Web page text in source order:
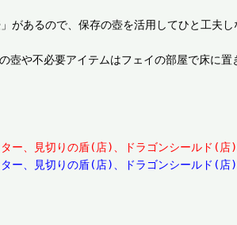
あるので、保存の壺を活用してひと工夫
や不必要アイテムはフェイの部屋で床に置
ー、見切りの盾(店)、ドラゴンシールド(店
ー、見切りの盾(店)、ドラゴンシールド(